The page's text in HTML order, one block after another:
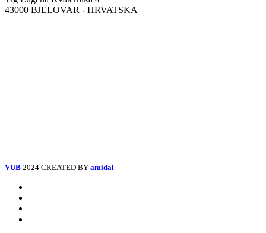
43000 BJELOVAR - HRVATSKA
VUB 2024 CREATED BY amidal